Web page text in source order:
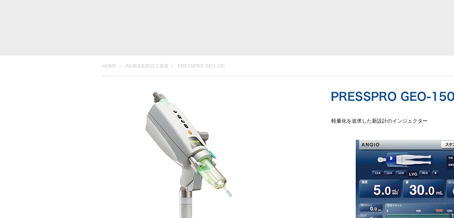
HOME ＞ AG用造影剤注入装置 ＞ PRESSPRO GEO-150
軽量化を追求した新設計のインジェクター